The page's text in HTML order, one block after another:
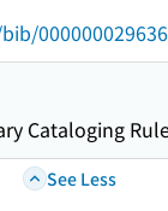
000000029636
Cataloging
See Less